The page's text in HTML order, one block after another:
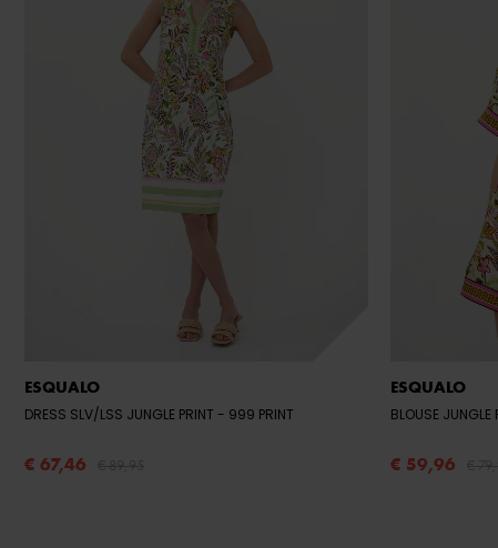
ESQUALO
DRESS SLV/LSS JUNGLE PRINT - 999 PRINT
€ 67,46
ESQUALO
BLOUSE JUNGLE
€ 59,96